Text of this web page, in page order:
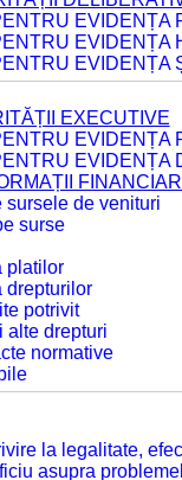
EVIDENȚA
EVIDENȚA
EVIDENȚA
EXECUTIVE
EVIDENȚA
EVIDENȚA
sursele de venituri
surse
platilor
drepturilor
potrivit
alte drepturi
normative
la legalitate,
asupra